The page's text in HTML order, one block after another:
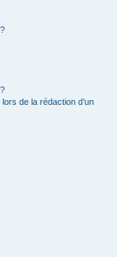
de la rédaction d’un